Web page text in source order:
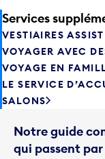
Services
VESTIAIRES
VOYAGER AVEC
VOYAGE EN
LE SERVICE
SALONS
Notre guide
qui passent